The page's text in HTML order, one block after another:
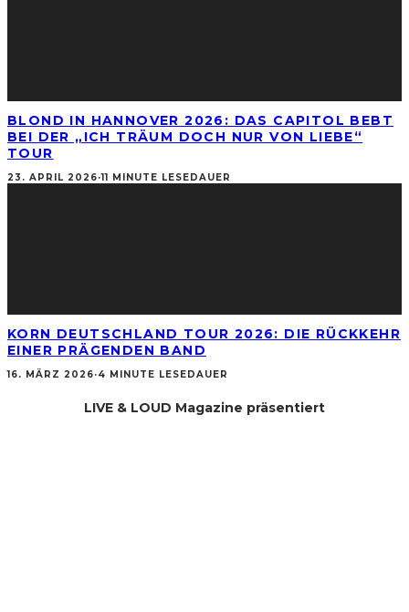
BLOND IN HANNOVER 2026: DAS CAPITOL BEBT
BEI DER „ICH TRÄUM DOCH NUR VON LIEBE“
TOUR
23. APRIL 2026·11 MINUTE LESEDAUER
KORN DEUTSCHLAND TOUR 2026: DIE RÜCKKEHR
EINER PRÄGENDEN BAND
16. MÄRZ 2026·4 MINUTE LESEDAUER
LIVE & LOUD Magazine präsentiert